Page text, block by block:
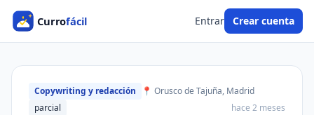
Entrar Crear cuenta
Copywriting y redacción
📍 Orusco de Tajuña, Madrid
parcial
hace 2 meses